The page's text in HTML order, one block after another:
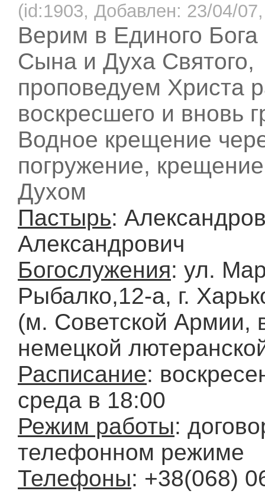
(id:1903, Добавлен: 23/04/
Верим в Единого
Сына и Духа Святого,
проповедуем Христа
воскресшего и вновь
Водное крещение
погружение,
Духом
Пастырь:
Александрович
Богослужения: ул.
Рыбалко,12-а, г.
(м. Советской Армии,
немецкой
Расписание:
среда в 18:00
Режим работы:
телефонном режиме
Телефоны: +38(068)